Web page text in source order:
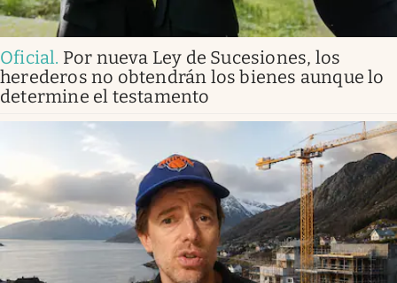
Oficial. Por nueva Ley de Sucesiones, los
herederos no obtendrán los bienes aunque lo
determine el testamento